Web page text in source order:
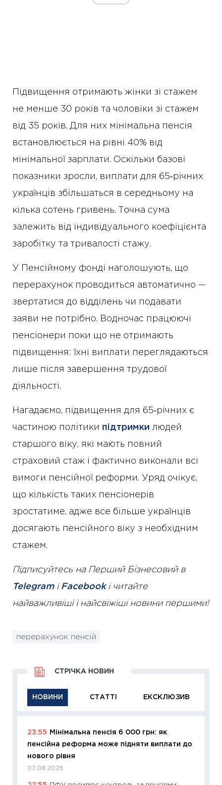
Підвищення отримають жінки зі стажем
не менше 30 років та чоловіки зі стажем
від 35 років. Для них мінімальна пенсія
встановлюється на рівні 40% від
мінімальної зарплати. Оскільки базові
показники зросли, виплати для 65‑річних
українців збільшаться в середньому на
кілька сотень гривень. Точна сума
залежить від індивідуального коефіцієнта
заробітку та тривалості стажу.
У Пенсійному фонді наголошують, що
перерахунок проводиться автоматично —
звертатися до відділень чи подавати
заяви не потрібно. Водночас працюючі
пенсіонери поки що не отримають
підвищення: їхні виплати переглядаються
лише після завершення трудової
діяльності.
Нагадаємо, підвищення для 65‑річних є
частиною політики підтримки людей
старшого віку, які мають повний
страховий стаж і фактично виконали всі
вимоги пенсійної реформи. Уряд очікує,
що кількість таких пенсіонерів
зростатиме, адже все більше українців
досягають пенсійного віку з необхідним
стажем.
Підписуйтесь на Перший Бізнесовий в
Telegramі Facebookі читайте
найважливіші і найсвіжіші новини першими!
перерахунок пенсій
НОВИНИ СТАТТІ ЕКСКЛЮЗИВ
СТРІЧКА НОВИН
23:55
Мінімальна пенсія 6 000 грн: як
пенсійна реформа може підняти виплати до
нового рівня
07.08.2026